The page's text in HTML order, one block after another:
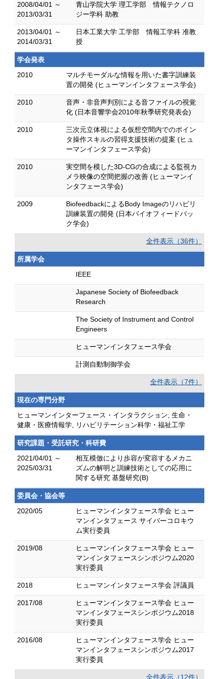
2008/04/01 ～
2013/03/31
青山学院大学 理工学部 情報テクノロ
ジー学科 助教
2013/04/01 ～
2014/03/31
日本工業大学 工学部 情報工学科 准教
授
学会発表
2010
マルチモーダルな情報を用いた書字訓練装
置の開発 (ヒューマンインタフェース学会)
2010
音声・非音声判別による音ファイルの視覚
化 (日本音響学会2010年秋季研究発表会)
2010
三次元立体視による仮想空間内でのポイン
タ操作スキルの習得支援技術の提案 (ヒュ
ーマンインタフェース学会)
2010
実空間を模した3D-CGの合成による監視カ
メラ映像の空間把握の改善 (ヒューマンイ
ンタフェース学会)
2009
BiofeedbackによるBody Imageのリハビリ
訓練装置の開発 (日本バイオフィードバッ
ク学会)
全件表示（36件）
所属学会
IEEE
Japanese Society of Biofeedback
Research
The Society of Instrument and Control
Engineers
ヒューマンインタフェース学会
計測自動制御学会
全件表示（7件）
現在の専門分野
ヒューマンインターフェース・インタラクション, 生命・
健康・医療情報学, リハビリテーション科学・福祉工学
研究課題・受託研究・科研費
2021/04/01 ～
2025/03/31
相互模倣により歩容が変容するメカニ
ズムの解明と訓練技術としての応用に
関する研究 基盤研究(B)
委員会・協会等
2020/05
ヒューマンインタフェース学会 ヒュー
マンインタフェース サイバーコロキウ
ム実行委員
2019/08
ヒューマンインタフェース学会 ヒュー
マンインタフェースシンポジウム2020
実行委員
2018 ヒューマンインタフェース学会 評議員
2017/08
ヒューマンインタフェース学会 ヒュー
マンインタフェースシンポジウム2018
実行委員
2016/08
ヒューマンインタフェース学会 ヒュー
マンインタフェースシンポジウム2017
実行委員
全件表示（12件）